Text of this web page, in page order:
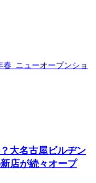
大名古屋ビルヂン
店が続々オープ